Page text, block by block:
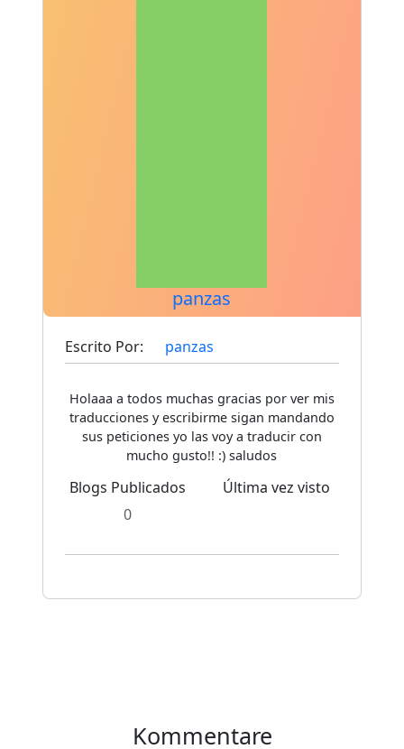
panzas
Escrito Por: panzas
Holaaa a todos muchas gracias por ver mis
traducciones y escribirme sigan mandando
sus peticiones yo las voy a traducir con
mucho gusto!! :) saludos
Blogs Publicados
0
Última vez visto
Kommentare